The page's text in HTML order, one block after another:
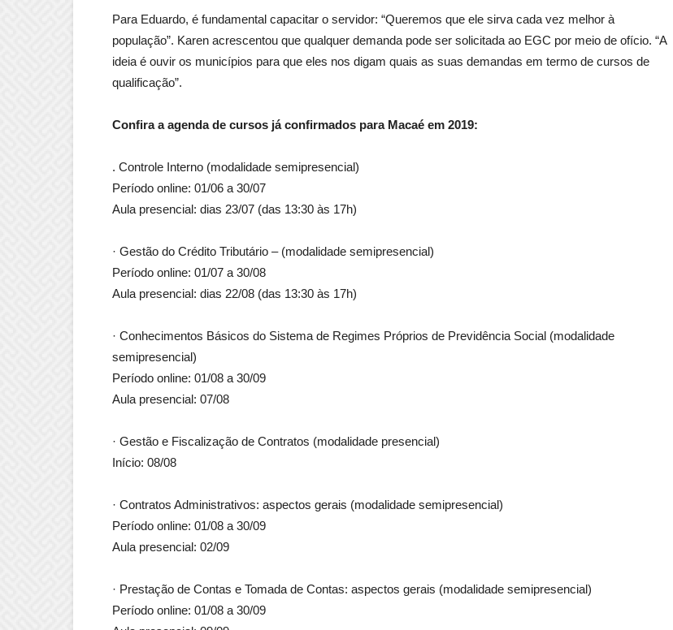
Para Eduardo, é fundamental capacitar o servidor: “Queremos que ele sirva cada vez melhor à
população”. Karen acrescentou que qualquer demanda pode ser solicitada ao EGC por meio de ofício. “A
ideia é ouvir os municípios para que eles nos digam quais as suas demandas em termo de cursos de
qualificação”.
Confira a agenda de cursos já confirmados para Macaé em 2019:
. Controle Interno (modalidade semipresencial)
Período online: 01/06 a 30/07
Aula presencial: dias 23/07 (das 13:30 às 17h)
· Gestão do Crédito Tributário – (modalidade semipresencial)
Período online: 01/07 a 30/08
Aula presencial: dias 22/08 (das 13:30 às 17h)
· Conhecimentos Básicos do Sistema de Regimes Próprios de Previdência Social (modalidade
semipresencial)
Período online: 01/08 a 30/09
Aula presencial: 07/08
· Gestão e Fiscalização de Contratos (modalidade presencial)
Início: 08/08
· Contratos Administrativos: aspectos gerais (modalidade semipresencial)
Período online: 01/08 a 30/09
Aula presencial: 02/09
· Prestação de Contas e Tomada de Contas: aspectos gerais (modalidade semipresencial)
Período online: 01/08 a 30/09